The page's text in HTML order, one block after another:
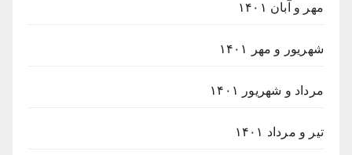
مهر و آبان ۱۴۰۱
شهریور و مهر ۱۴۰۱
مرداد و شهریور ۱۴۰۱
تیر و مرداد ۱۴۰۱